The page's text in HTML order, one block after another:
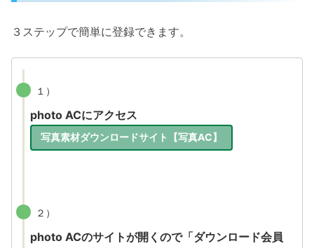
３ステップで簡単に登録できます。
１）
photo ACにアクセス
写真素材ダウンロードサイト【写真AC】
２）
photo ACのサイトが開くので「ダウンロード会員